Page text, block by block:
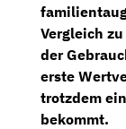
Vergleich
der
erste
trotzdem
bekommt.